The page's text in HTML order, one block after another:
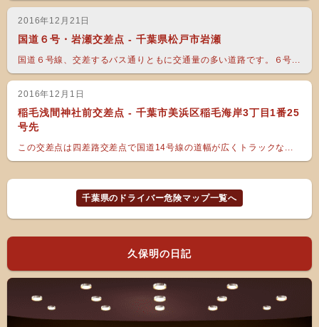
2016年12月21日
国道６号・岩瀬交差点 - 千葉県松戸市岩瀬
国道６号線、交差するバス通りともに交通量の多い道路です。６号...
2016年12月1日
稲毛浅間神社前交差点 - 千葉市美浜区稲毛海岸3丁目1番25
号先
この交差点は四差路交差点で国道14号線の道幅が広くトラックな...
千葉県のドライバー危険マップ一覧へ
久保明の日記